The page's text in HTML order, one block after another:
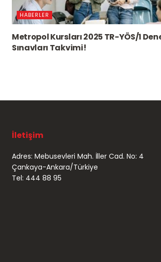
HABERLER
Metropol Kursları 2025 TR-YÖS/1
Sınavları Takvimi!
İletişim
Adres: Mebusevleri Mah. İller Cad. No: 4
Çankaya-Ankara/Türkiye
Tel: 444 88 95